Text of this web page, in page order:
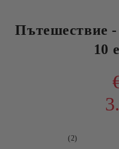
Пътешествие -
10
(2)